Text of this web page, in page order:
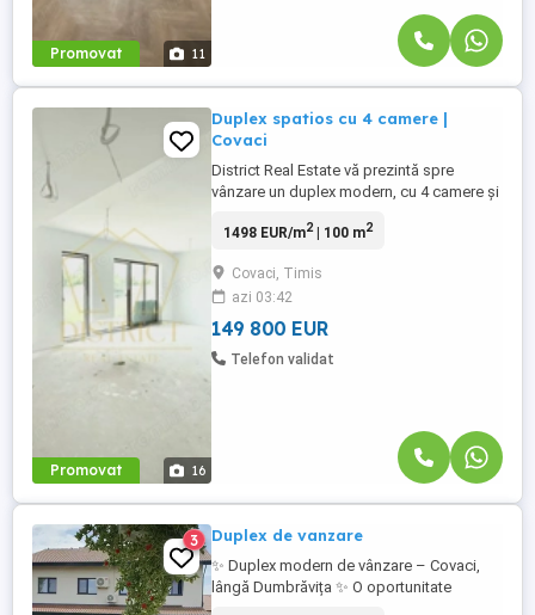
Promovat 11
Promovat 16
Duplex spatios cu 4 camere |
Covaci
District Real Estate vă prezintă spre
vânzare un duplex modern, cu 4 camere și
zonă liniștită, aproape de Pensiunea
suprafată utilă de 100mp și o terasa de
14.4m, fiind amplasat pe un teren de
357mp. Compartimentarea este ...
1498 EUR/m2| 100 m2
Covaci, Timis
azi 03:42
149 800 EUR
Telefon validat
3 Duplex de vanzare
✨ Duplex modern de vânzare – Covaci,
lângă Dumbrăvița ✨ O oportunitate